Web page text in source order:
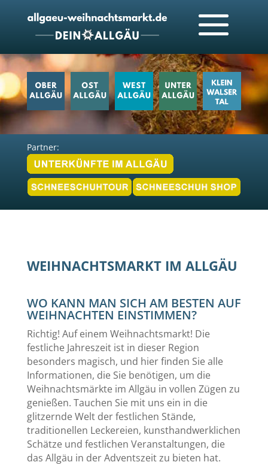
Partner:
WEIHNACHTSMARKT IM ALLGÄU
WO KANN MAN SICH AM BESTEN AUF
WEIHNACHTEN EINSTIMMEN?
Richtig! Auf einem Weihnachtsmarkt! Die
festliche Jahreszeit ist in dieser Region
besonders magisch, und hier finden Sie alle
Informationen, die Sie benötigen, um die
Weihnachtsmärkte im Allgäu in vollen Zügen zu
genießen. Tauchen Sie mit uns ein in die
glitzernde Welt der festlichen Stände,
traditionellen Leckereien, kunsthandwerklichen
Schätze und festlichen Veranstaltungen, die
das Allgäu in der Adventszeit zu bieten hat.